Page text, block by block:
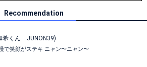
Recommendation
くん JUNON39)
で笑顔がステキ ニャン〜ニャン〜